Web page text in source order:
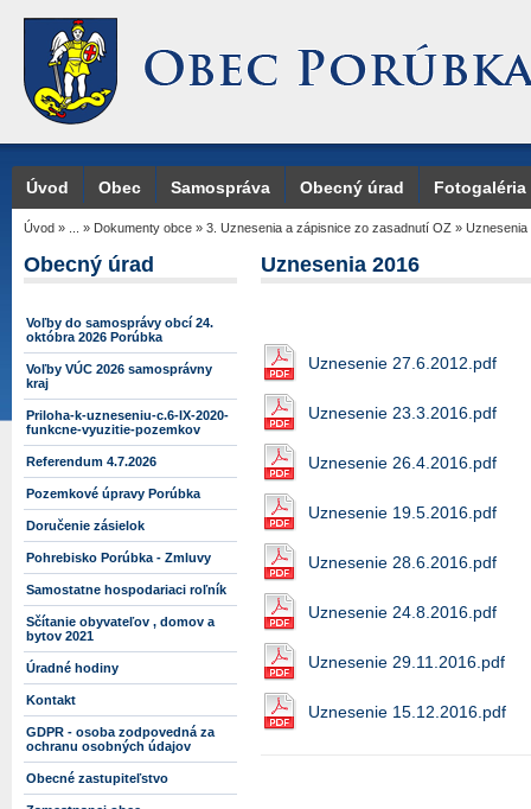
Úvod Obec Samospráva Obecný úrad Fotogaléria
Úvod » » Dokumenty obce » 3. Uznesenia a zápisnice zo zasadnutí OZ » Uznesenia
Obecný úrad
Voľby do samosprávy obcí 24.
októbra 2026 Porúbka
Voľby VÚC 2026 samosprávny
kraj
Priloha-k-uzneseniu-c.6-IX-2020-
funkcne-vyuzitie-pozemkov
Referendum 4.7.2026
Pozemkové úpravy Porúbka
Doručenie zásielok
Pohrebisko Porúbka - Zmluvy
Samostatne hospodariaci roľník
Sčítanie obyvateľov , domov a
bytov 2021
Úradné hodiny
Kontakt
GDPR - osoba zodpovedná za
ochranu osobných údajov
Obecné zastupiteľstvo
Uznesenia 2016
Uznesenie 27.6.2012.pdf
Uznesenie 23.3.2016.pdf
Uznesenie 26.4.2016.pdf
Uznesenie 19.5.2016.pdf
Uznesenie 28.6.2016.pdf
Uznesenie 24.8.2016.pdf
Uznesenie 29.11.2016.pdf
Uznesenie 15.12.2016.pdf